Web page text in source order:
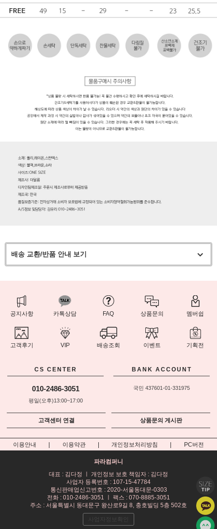
배송 교환/반품 안내 보기
공지사항 카톡상담 FAQ 상품문의 멤버쉽
고객후기 VIP 배송조회 이벤트 기획전
CS CENTER
010-2486-3051
평일(오후)13:00~17:00
BANK ACCOUNT
국민 437601-01-331975
고객센터 연결 상품문의 게시판
이용안내 이용약관 개인정보처리방침 PC버전
파라컴퍼니
대표 : 김다정 ㅣ 개인정보 보호 책임자 : 김다정
사업자 등록번호 : 107-15-47784
통신판매업신고번호 : 2020-서울동대문-0303
전화 : 010-2486-3051 ㅣ 팩스 : 070-8885-3051
주소 : 서울특별시 동대문구 왕산로9길 8, 충호빌딩 5층 502호
사업자정보확인